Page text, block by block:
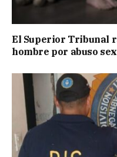
El Superior Tribunal
hombre por abuso